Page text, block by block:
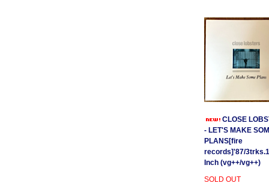
CLOSE
- LET'S MAKE
PLANS[fire
records]'87/
Inch (vg++/vg++)
SOLD OUT